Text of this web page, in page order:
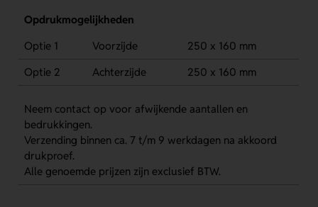
Opdrukmogelijkheden
Optie 1
Voorzijde
250 x 160 mm
Optie 2
Achterzijde 250 x 160 mm
Neem contact op voor afwijkende aantallen en
bedrukkingen.
Verzending binnen ca. 7 t/m 9 werkdagen na akkoord
drukproef.
Alle genoemde prijzen zijn exclusief BTW.